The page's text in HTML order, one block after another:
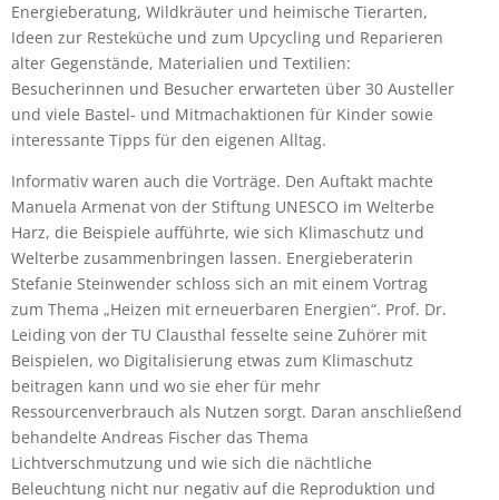
Energieberatung, Wildkräuter und heimische Tierarten,
Ideen zur Resteküche und zum Upcycling und Reparieren
alter Gegenstände, Materialien und Textilien:
Besucherinnen und Besucher erwarteten über 30 Austeller
und viele Bastel- und Mitmachaktionen für Kinder sowie
interessante Tipps für den eigenen Alltag.
Informativ waren auch die Vorträge. Den Auftakt machte
Manuela Armenat von der Stiftung UNESCO im Welterbe
Harz, die Beispiele aufführte, wie sich Klimaschutz und
Welterbe zusammenbringen lassen. Energieberaterin
Stefanie Steinwender schloss sich an mit einem Vortrag
zum Thema „Heizen mit erneuerbaren Energien“. Prof. Dr.
Leiding von der TU Clausthal fesselte seine Zuhörer mit
Beispielen, wo Digitalisierung etwas zum Klimaschutz
beitragen kann und wo sie eher für mehr
Ressourcenverbrauch als Nutzen sorgt. Daran anschließend
behandelte Andreas Fischer das Thema
Lichtverschmutzung und wie sich die nächtliche
Beleuchtung nicht nur negativ auf die Reproduktion und